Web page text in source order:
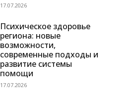
17.07.2026
Психическое здоровье
региона: новые
возможности,
современные подходы и
развитие системы
помощи
17.07.2026